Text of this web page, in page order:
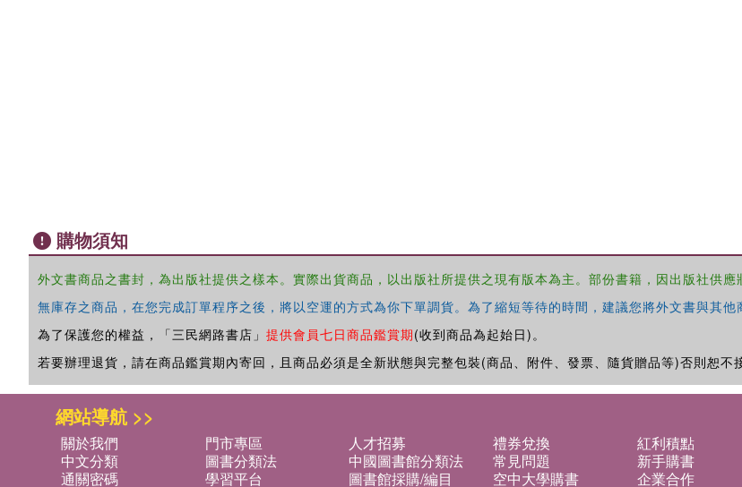
購物須知
外文書商品之書封，為出版社提供之樣本。實際出貨商品，以出版社所提供之現有版本為主。部份書籍，因出版社供應
無庫存之商品，在您完成訂單程序之後，將以空運的方式為你下單調貨。為了縮短等待的時間，建議您將外文書與其
為了保護您的權益，「三民網路書店」 提供會員七日商品鑑賞期(收到商品為起始日)。
若要辦理退貨，請在商品鑑賞期內寄回，且商品必須是全新狀態與完整包裝(商品、附件、發票、隨貨贈品等)否則恕不
網站導航 >>
關於我們 門市專區 人才招募 禮券兌換
紅利積點
中文分類
圖書分類法 中國圖書館分類法 常見問題
新手購書
通關密碼
學習平台 圖書館採購/編目 空中大學購書
企業合作